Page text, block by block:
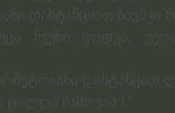
დისტანციით ბავშვი
ჩვენი ცოდვა,
დისტანცით
ტალღა წამოვაა !”